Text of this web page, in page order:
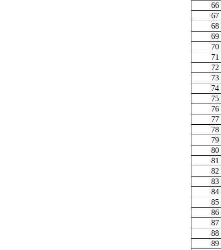
66
67
68
69
70
71
72
73
74
75
76
77
78
79
80
81
82
83
84
85
86
87
88
89